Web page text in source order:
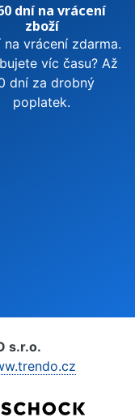
dní na vrácení
zboží
na vrácení zdarma.
víc času? Až
dní za drobný
poplatek.
s.r.o.